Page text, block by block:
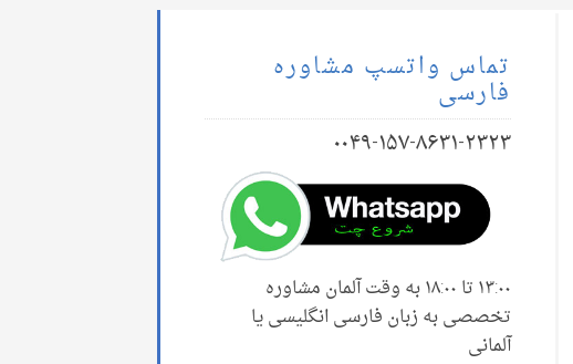
تماس واتسپ مشاوره
فارسی
۰۰۴۹-۱۵۷-۸۶۳۱-۲۳۲۳
۱۳:۰۰ تا ۱۸:۰۰ به وقت آلمان مشاوره
تخصصی به زبان فارسی انگلیسی یا
آلمانی